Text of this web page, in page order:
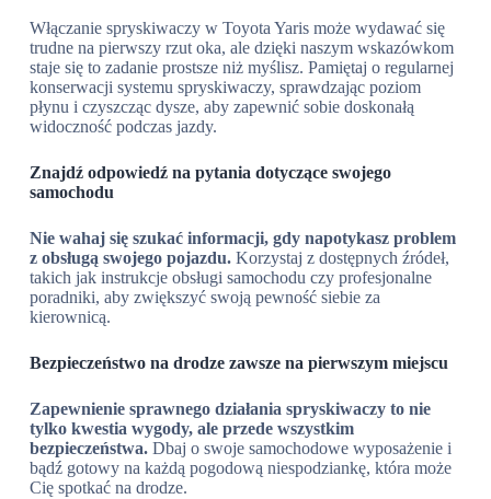
Włączanie spryskiwaczy w Toyota Yaris może wydawać się
trudne na pierwszy rzut oka, ale dzięki naszym wskazówkom
staje się to zadanie prostsze niż myślisz. Pamiętaj o regularnej
konserwacji systemu spryskiwaczy, sprawdzając poziom
płynu i czyszcząc dysze, aby zapewnić sobie doskonałą
widoczność podczas jazdy.
Znajdź odpowiedź na pytania dotyczące swojego
samochodu
Nie wahaj się szukać informacji, gdy napotykasz problem
z obsługą swojego pojazdu.Korzystaj z dostępnych źródeł,
takich jak instrukcje obsługi samochodu czy profesjonalne
poradniki, aby zwiększyć swoją pewność siebie za
kierownicą.
Bezpieczeństwo na drodze zawsze na pierwszym miejscu
Zapewnienie sprawnego działania spryskiwaczy to nie
tylko kwestia wygody, ale przede wszystkim
bezpieczeństwa.Dbaj o swoje samochodowe wyposażenie i
bądź gotowy na każdą pogodową niespodziankę, która może
Cię spotkać na drodze.